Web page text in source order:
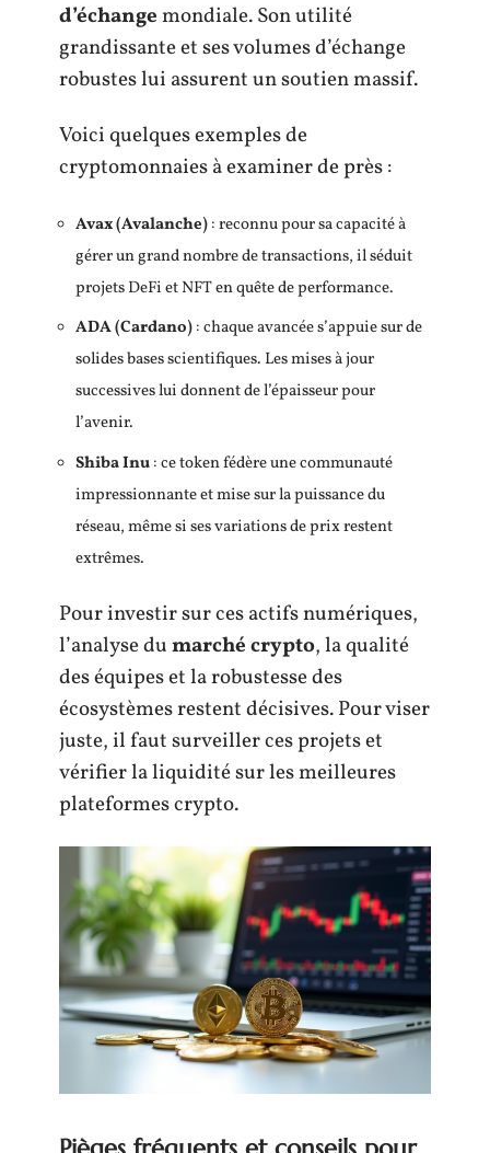
d’échangemondiale. Son utilité
grandissante et ses volumes d’échange
robustes lui assurent un soutien massif.
Voici quelques exemples de
cryptomonnaies à examiner de près :
Avax (Avalanche): reconnu pour sa capacité à
gérer un grand nombre de transactions, il séduit
projets DeFi et NFT en quête de performance.
ADA (Cardano): chaque avancée s’appuie sur de
solides bases scientifiques. Les mises à jour
successives lui donnent de l’épaisseur pour
l’avenir.
Shiba Inu: ce token fédère une communauté
impressionnante et mise sur la puissance du
réseau, même si ses variations de prix restent
extrêmes.
Pour investir sur ces actifs numériques,
l’analyse dumarché crypto, la qualité
des équipes et la robustesse des
écosystèmes restent décisives. Pour viser
juste, il faut surveiller ces projets et
vérifier la liquidité sur les meilleures
plateformes crypto.